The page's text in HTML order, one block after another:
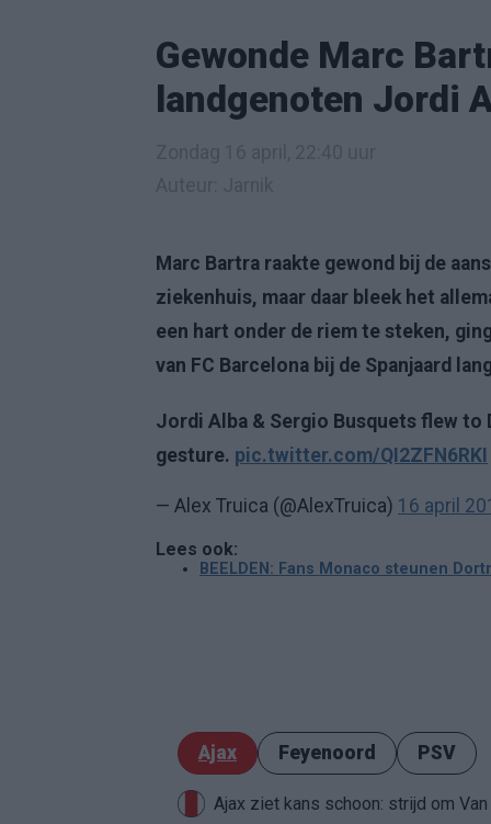
Gewonde Marc
landgenoten Jordi
Marc Bartra raakte gewond bij de
ziekenhuis, maar daar bleek het
een hart onder de riem te steken,
van FC Barcelona bij de Spanjaard
Jordi Alba & Sergio Busquets flew
gesture. pic.twitter.com/QI2ZFN6RKI
— Alex Truica (@AlexTruica) 16 april
Lees ook:
BEELDEN: Fans Monaco steunen
Ajax Feyenoord PSV
Ajax ziet kans schoon: strijd om